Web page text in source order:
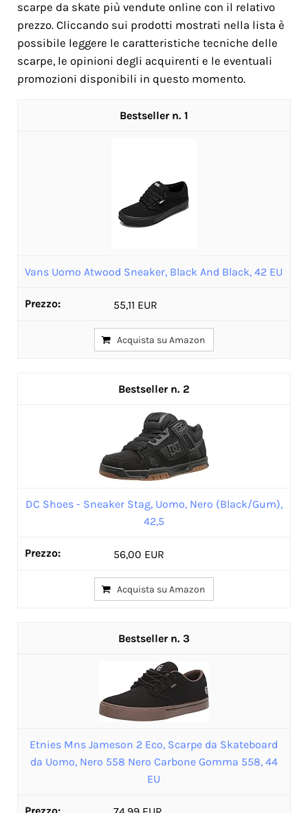
scarpe da skate più vendute online con il relativo
prezzo. Cliccando sui prodotti mostrati nella lista è
possibile leggere le caratteristiche tecniche delle
scarpe, le opinioni degli acquirenti e le eventuali
promozioni disponibili in questo momento.
1
Vans Uomo Atwood Sneaker, Black And Black, 42 EU
55,11 EUR
Acquista su Amazon
2
DC Shoes - Sneaker Stag, Uomo, Nero (Black/Gum),
42,5
56,00 EUR
Acquista su Amazon
3
Etnies Mns Jameson 2 Eco, Scarpe da Skateboard
da Uomo, Nero 558 Nero Carbone Gomma 558, 44
EU